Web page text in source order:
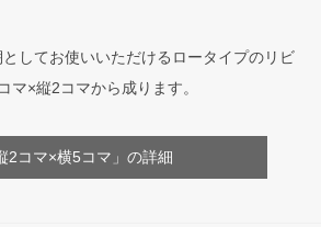
してお使いいただけるロータイプのリビ
マ×縦2コマから成ります。
2コマ×横5コマ」の詳細